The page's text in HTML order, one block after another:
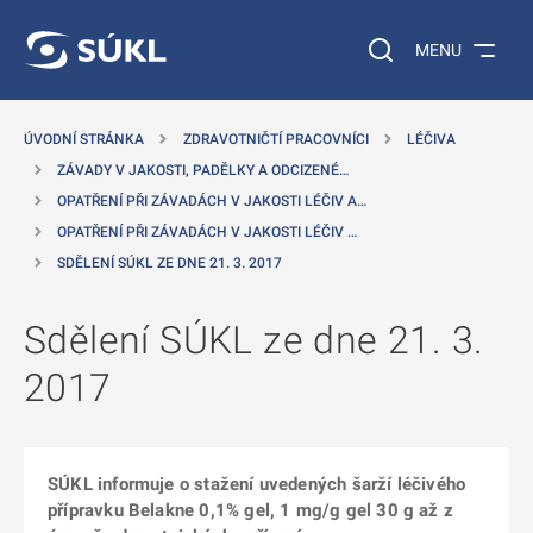
Vyhledávání na
MENU
ÚVODNÍ STRÁNKA ZDRAVOTNIČTÍ PRACOVNÍCI
LÉČIVA
ZÁVADY V JAKOSTI, PADĚLKY A ODCIZENÉ…
OPATŘENÍ PŘI ZÁVADÁCH V JAKOSTI LÉČIV A…
OPATŘENÍ PŘI ZÁVADÁCH V JAKOSTI LÉČIV …
SDĚLENÍ SÚKL ZE DNE 21. 3. 2017
Sdělení SÚKL ze dne 21. 3.
2017
SÚKL informuje o stažení uvedených šarží léčivého
přípravku Belakne 0,1% gel, 1 mg/g gel 30 g až z